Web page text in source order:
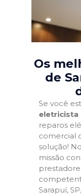
REFORMA
Os
de
Se você
eletricista
reparos
comercial
solução!
missão
Sarapuí,